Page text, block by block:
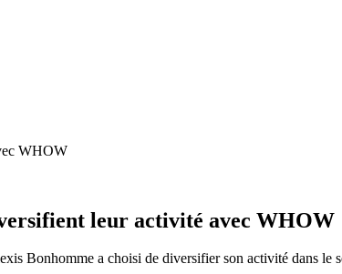
WHOW
leur activité avec WHOW
Bonhomme a choisi de diversifier son activité dans le